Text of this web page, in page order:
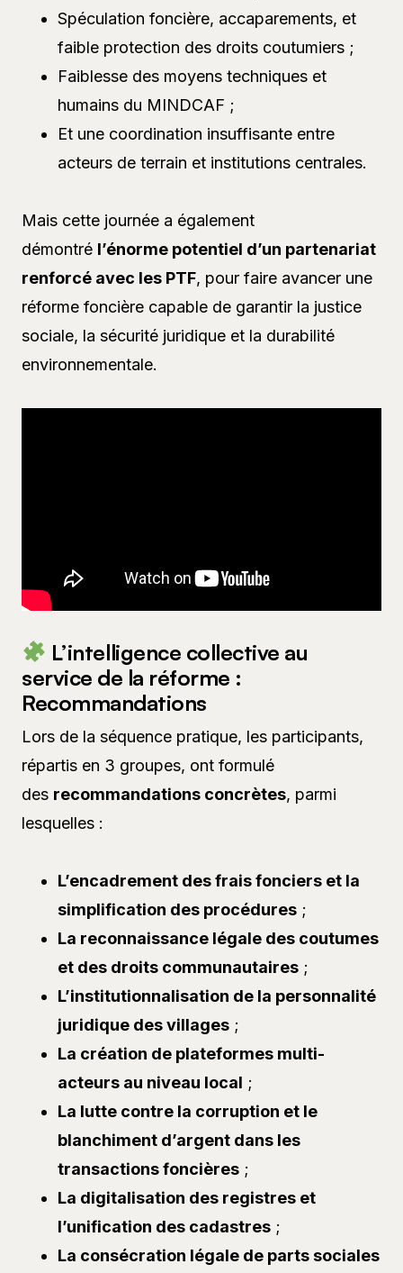
Spéculation foncière, accaparements, et
faible protection des droits coutumiers ;
Faiblesse des moyens techniques et
humains du MINDCAF ;
Et une coordination insuffisante entre
acteurs de terrain et institutions centrales.
Mais cette journée a également
démontré l’énorme potentiel d’un partenariat
renforcé avec les PTF, pour faire avancer une
réforme foncière capable de garantir la justice
sociale, la sécurité juridique et la durabilité
environnementale.
L’intelligence collective au
service de la réforme :
Recommandations
Lors de la séquence pratique, les participants,
répartis en 3 groupes, ont formulé
des recommandations concrètes, parmi
lesquelles :
L’encadrement des frais fonciers et la
simplification des procédures ;
La reconnaissance légale des coutumes
et des droits communautaires ;
L’institutionnalisation de la personnalité
juridique des villages ;
La création de plateformes multi-
acteurs au niveau local ;
La lutte contre la corruption et le
blanchiment d’argent dans les
transactions foncières ;
La digitalisation des registres et
l’unification des cadastres ;
La consécration légale de parts sociales